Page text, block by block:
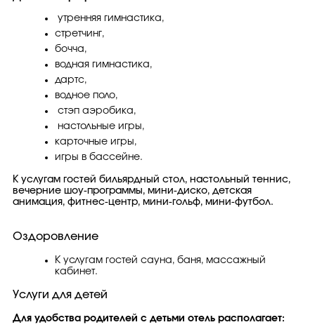
утренняя гимнастика,
стретчинг,
бочча,
водная гимнастика,
дартс,
водное поло,
стэп аэробика,
настольные игры,
карточные игры,
игры в бассейне.
К услугам гостей бильярдный стол, настольный теннис,
вечерние шоу-программы, мини-дискo, детская
анимация, фитнес-центр, мини-гольф, мини-футбол.
Оздоровление
К услугам гостей сауна, баня, массажный
кабинет.
Услуги для детей
Для удобства родителей с детьми отель располагает: